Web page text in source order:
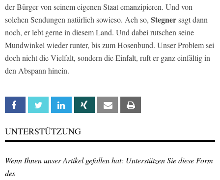
der Bürger von seinem eigenen Staat emanzipieren. Und von
solchen Sendungen natürlich sowieso. Ach so, Stegnersagt dann
noch, er lebt gerne in diesem Land. Und dabei rutschen seine
Mundwinkel wieder runter, bis zum Hosenbund. Unser Problem sei
doch nicht die Vielfalt, sondern die Einfalt, ruft er ganz einfältig in
den Abspann hinein.
Facebook Twitter Linkedin Xing Email
UNTERSTÜTZUNG
Wenn Ihnen unser Artikel gefallen hat: Unterstützen Sie diese Form
des